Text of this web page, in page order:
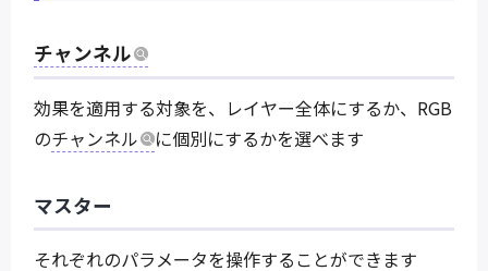
チャンネル
効果を適用する対象を、レイヤー全体にするか、RGB
のチャンネル に個別にするかを選べます
マスター
それぞれのパラメータを操作することができます